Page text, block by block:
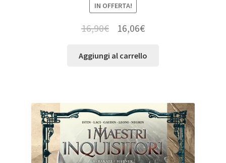
IN OFFERTA!
16,90€ 16,06€
Aggiungi al carrello